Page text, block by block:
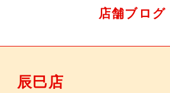
店舗ブログ
辰巳店